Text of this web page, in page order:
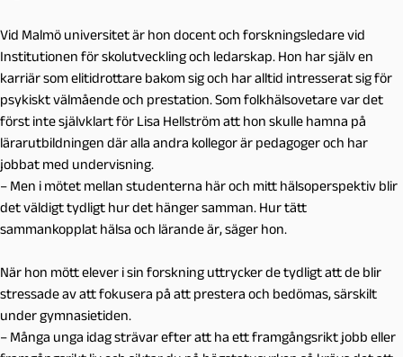
Vid Malmö universitet är hon docent och forskningsledare vid
Institutionen för skolutveckling och ledarskap. Hon har själv en
karriär som elitidrottare bakom sig och har alltid intresserat sig för
psykiskt välmående och prestation. Som folkhälsovetare var det
först inte självklart för Lisa Hellström att hon skulle hamna på
lärarutbildningen där alla andra kollegor är pedagoger och har
jobbat med undervisning.
– Men i mötet mellan studenterna här och mitt hälsoperspektiv blir
det väldigt tydligt hur det hänger samman. Hur tätt
sammankopplat hälsa och lärande är, säger hon.
När hon mött elever i sin forskning uttrycker de tydligt att de blir
stressade av att fokusera på att prestera och bedömas, särskilt
under gymnasietiden.
– Många unga idag strävar efter att ha ett framgångsrikt jobb eller